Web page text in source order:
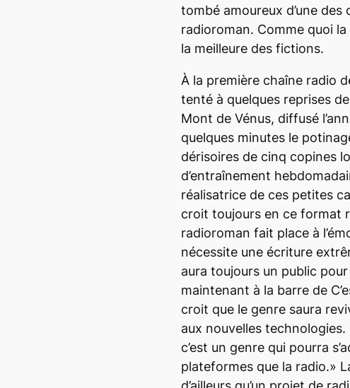
tombé amoureux d’une
radioroman. Comme quoi
la meilleure des fictions.
À la première chaîne radio
tenté à quelques reprises
Mont de Vénus, diffusé
quelques minutes le
dérisoires de cinq copines
d’entraînement
réalisatrice de ces petites
croit toujours en ce format
radioroman fait place à
nécessite une écriture
aura toujours un public
maintenant à la barre de
croit que le genre saura
aux nouvelles
c’est un genre qui pourra
plateformes que la radio.»